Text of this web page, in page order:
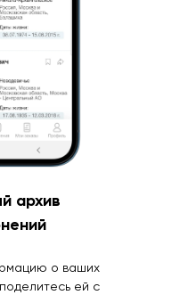
архив
о ваших
ей с